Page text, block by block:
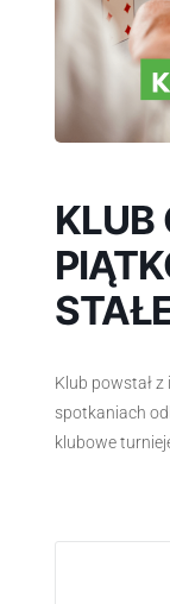
KLUB
Klub powstał
spotkaniach
klubowe